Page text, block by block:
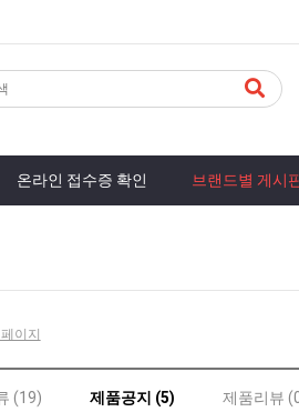
온라인 접수증 확인 브랜드별 게시
이지
(19) 제품공지 (5) 제품리뷰